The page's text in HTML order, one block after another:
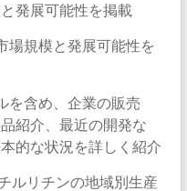
発展可能性を掲載
場規模と発展可能性を
を含め、企業の販売
紹介、最近の開発な
的な状況を詳しく紹介
ルリチンの地域別生産